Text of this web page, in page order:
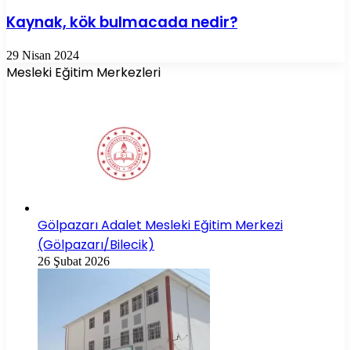
Kaynak, kök bulmacada nedir?
29 Nisan 2024
Mesleki Eğitim Merkezleri
Gölpazarı Adalet Mesleki Eğitim Merkezi
(Gölpazarı/Bilecik)
26 Şubat 2026